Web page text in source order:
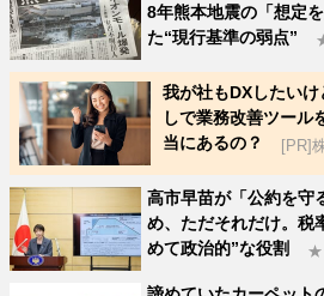
8年熊本地震の「想定
た“現行基準の弱点”
我が社もDXしたい
しで業務改善ツール
当にあるの？
[PR]
高市早苗が「公約を守
め、ただそれだけ。税
めて政治的”な役割
★